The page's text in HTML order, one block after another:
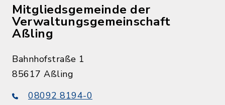
Mitgliedsgemeinde der
Verwaltungsgemeinschaft
Aßling
Bahnhofstraße 1
85617 Aßling
08092 8194-0